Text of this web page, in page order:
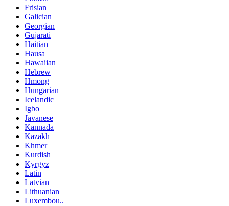
Frisian
Galician
Georgian
Gujarati
Haitian
Hausa
Hawaiian
Hebrew
Hmong
Hungarian
Icelandic
Igbo
Javanese
Kannada
Kazakh
Khmer
Kurdish
Kyrgyz
Latin
Latvian
Lithuanian
Luxembou..